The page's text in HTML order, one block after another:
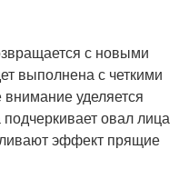
с новыми
выполнена с четкими
уделяется
овал лица
эффект прящие